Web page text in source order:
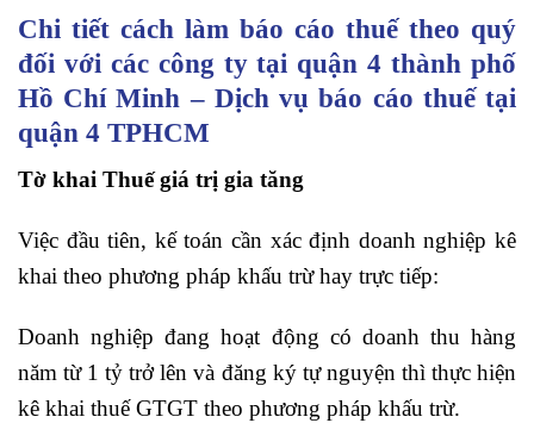
Chi tiết cách làm báo cáo thuế theo quý
đối với các công ty tại quận 4 thành phố
Hồ Chí Minh – Dịch vụ báo cáo thuế tại
quận 4 TPHCM
Tờ khai Thuế giá trị gia tăng
Việc đầu tiên, kế toán cần xác định doanh nghiệp kê
khai theo phương pháp khấu trừ hay trực tiếp:
Doanh nghiệp đang hoạt động có doanh thu hàng
năm từ 1 tỷ trở lên và đăng ký tự nguyện thì thực hiện
kê khai thuế GTGT theo phương pháp khấu trừ.